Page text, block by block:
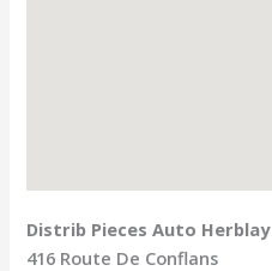
Distrib Pieces Auto Herblay
416 Route De Conflans